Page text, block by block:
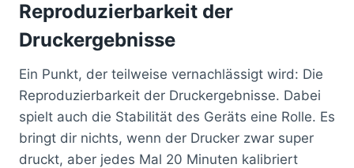
Reproduzierbarkeit der
Druckergebnisse
Ein Punkt, der teilweise vernachlässigt wird: Die
Reproduzierbarkeit der Druckergebnisse. Dabei
spielt auch die Stabilität des Geräts eine Rolle. Es
bringt dir nichts, wenn der Drucker zwar super
druckt, aber jedes Mal 20 Minuten kalibriert